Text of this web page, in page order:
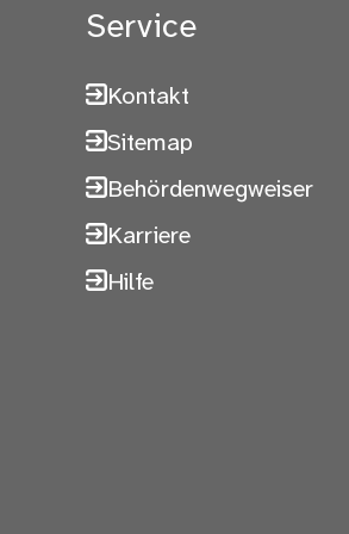
Service
Kontakt
Sitemap
Behördenwegweiser
Karriere
Hilfe